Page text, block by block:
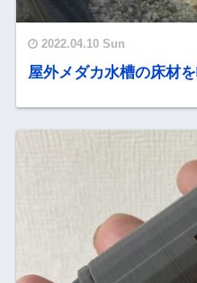
2022.04.10 Sun
屋外メダカ水槽の床材